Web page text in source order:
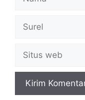
web